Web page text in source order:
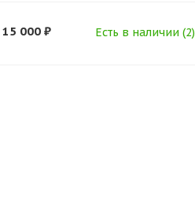
15 000 ₽ Есть в наличии (2)